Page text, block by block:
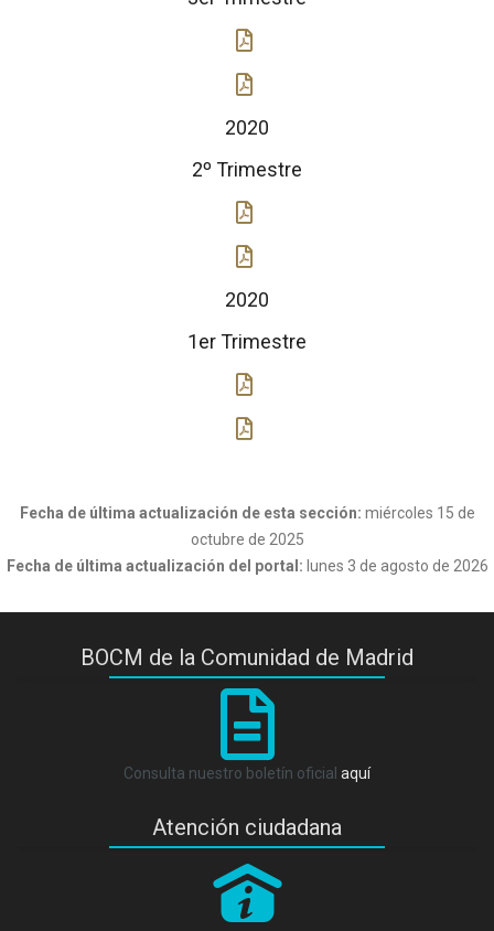
2020
2º Trimestre
2020
1er Trimestre
Fecha de última actualización de esta sección: miércoles 15 de
octubre de 2025
Fecha de última actualización del portal: lunes 3 de agosto de 2026
BOCM de la Comunidad de Madrid
Consulta nuestro boletín oficial aquí
Atención ciudadana
P